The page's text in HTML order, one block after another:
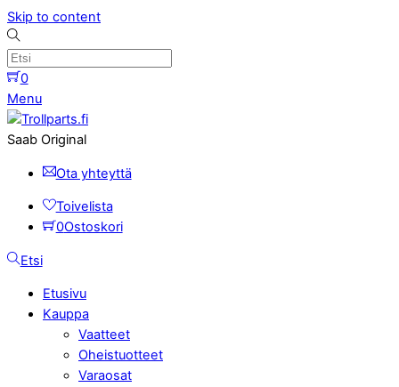
Skip to content
0
Menu
Saab Original
Ota yhteyttä
Toivelista
0Ostoskori
Etsi
Etusivu
Kauppa
Vaatteet
Oheistuotteet
Varaosat